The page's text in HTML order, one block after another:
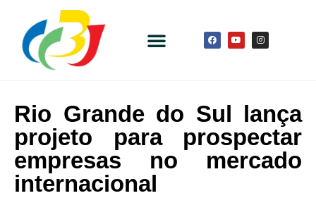
Rio Grande do Sul lança
projeto para prospectar
empresas no mercado
internacional